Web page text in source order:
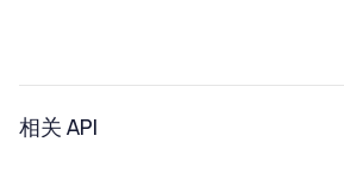
相关 API